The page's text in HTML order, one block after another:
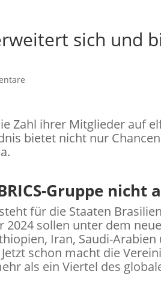
sich und
Zahl ihrer Mitglieder auf
bietet nicht nur
Gruppe nicht
steht für die Staaten
2024 sollen unter dem
Iran, Saudi-
schon macht die
als ein Viertel des